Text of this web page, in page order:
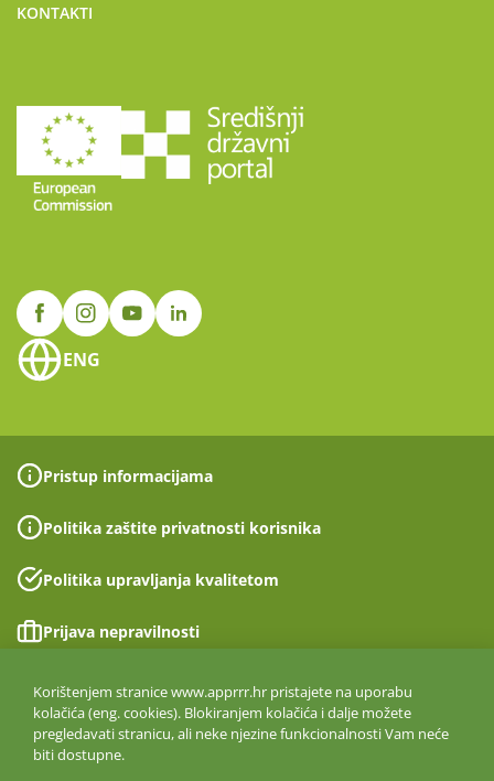
KONTAKTI
ENG
Pristup informacijama
Politika zaštite privatnosti korisnika
Politika upravljanja kvalitetom
Prijava nepravilnosti
Izjava o pristupačnosti
Politika informacijske sigurnosti
Korištenjem stranice www.apprrr.hr pristajete na uporabu
kolačića (eng. cookies). Blokiranjem kolačića i dalje možete
pregledavati stranicu, ali neke njezine funkcionalnosti Vam neće
biti dostupne.